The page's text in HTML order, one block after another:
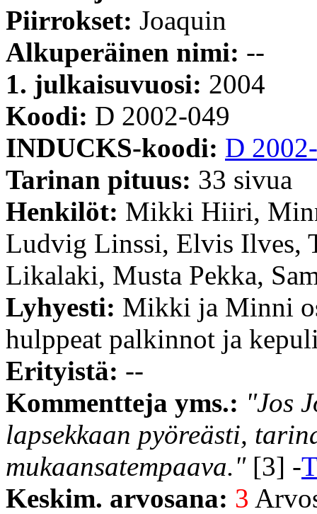
Piirrokset: Joaquin
Alkuperäinen nimi: --
1. julkaisuvuosi: 2004
Koodi: D 2002-049
INDUCKS-koodi: D
Tarinan pituus: 33 sivua
Henkilöt: Mikki Hiiri,
Ludvig Linssi, Elvis Ilves,
Likalaki, Musta Pekka,
Lyhyesti: Mikki ja Minni
hulppeat palkinnot ja
Erityistä: --
Kommentteja yms.: "Jos
lapsekkaan pyöreästi,
mukaansatempaava."[3] -
Keskim. arvosana: 3